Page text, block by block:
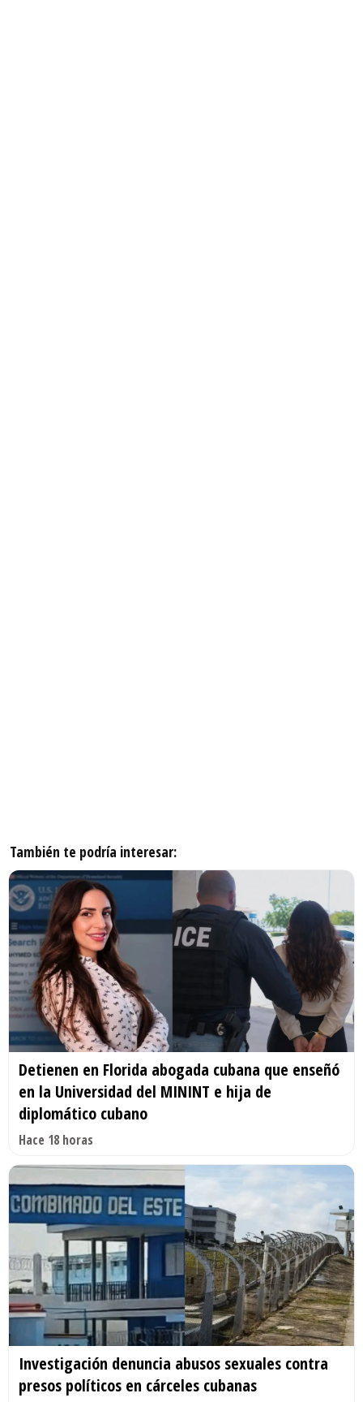
También te podría interesar:
Detienen en Florida abogada cubana que enseñó
en la Universidad del MININT e hija de
diplomático cubano
Hace 18 horas
Investigación denuncia abusos sexuales contra
presos políticos en cárceles cubanas